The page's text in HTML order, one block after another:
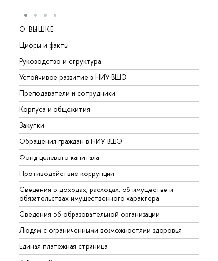
О ВЫШКЕ
Цифры и факты
Руководство и структура
Устойчивое развитие в НИУ ВШЭ
Преподаватели и сотрудники
Корпуса и общежития
Закупки
Обращения граждан в НИУ ВШЭ
Фонд целевого капитала
Противодействие коррупции
Сведения о доходах, расходах, об имуществе и
обязательствах имущественного характера
Сведения об образовательной организации
Людям с ограниченными возможностями здоровья
Единая платежная страница